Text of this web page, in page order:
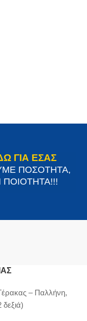
ΓΙΑ ΕΣΑΣ
ΠΟΣΟΤΗΤΑ,
ΠΟΙΟΤΗΤΑ!!!
– Παλλήνη,